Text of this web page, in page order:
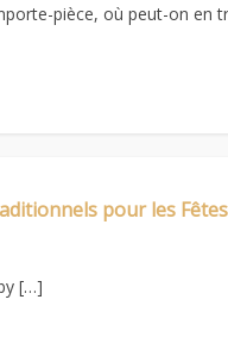
pièce, où peut-on en
pour les
[…]